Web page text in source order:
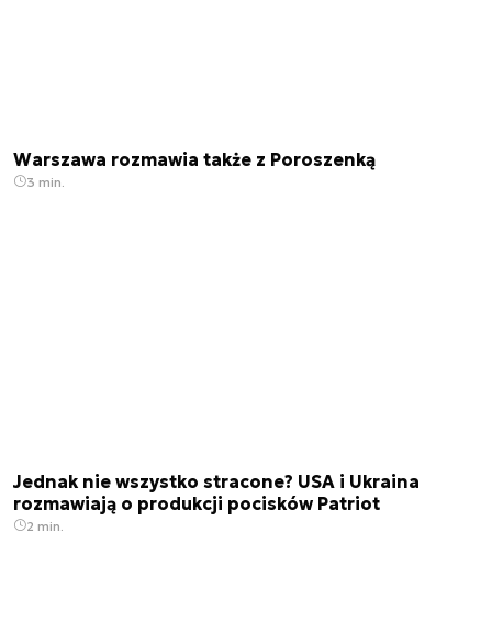
Warszawa rozmawia także z Poroszenką
3 min.
Jednak nie wszystko stracone? USA i Ukraina
rozmawiają o produkcji pocisków Patriot
2 min.